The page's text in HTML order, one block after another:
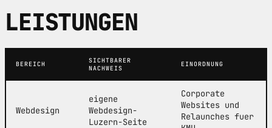
LEISTUNGEN
BEREICH
SICHTBARER
NACHWEIS
EINORDNUNG
Webdesign
eigene
Webdesign-
Luzern-Seite
Corporate
Websites und
Relaunches fuer